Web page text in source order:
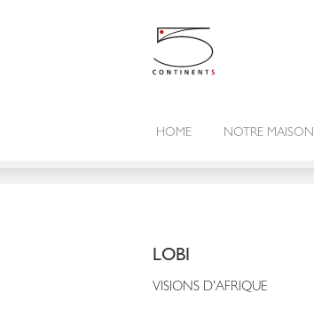
HOME NOTRE MAISON
LOBI
VISIONS D'AFRIQUE